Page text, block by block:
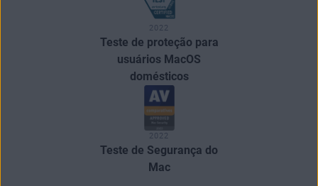
2022
Teste de proteção para
usuários MacOS
domésticos
2022
Teste de Segurança do
Mac